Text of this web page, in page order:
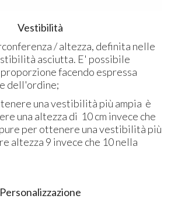
Vestibilità
/ altezza, definita nelle
asciutta. E' possibile
facendo espressa
dell'ordine;
una vestibilità più ampia è
una altezza di 10 cm invece che
per ottenere una vestibilità più
altezza 9 invece che 10 nella
Personalizzazione